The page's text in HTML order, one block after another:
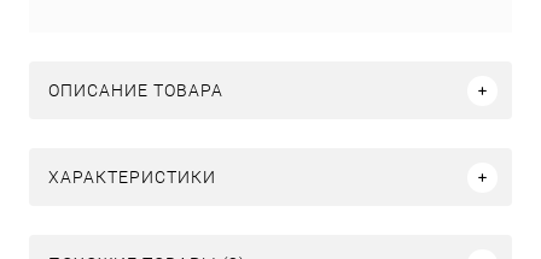
ОПИСАНИЕ ТОВАРА
ХАРАКТЕРИСТИКИ